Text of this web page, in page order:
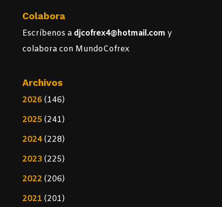
Colabora
Escríbenos a djcofrex4@hotmail.com y
colabora con MundoCofrex
Archivos
2026(146)
2025(241)
2024(228)
2023(225)
2022 (206)
2021 (201)